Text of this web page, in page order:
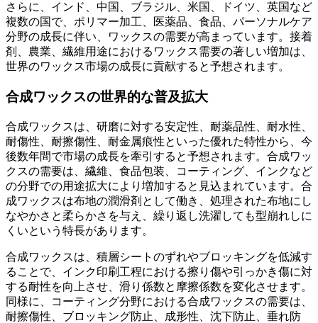
さらに、インド、中国、ブラジル、米国、ドイツ、英国など
複数の国で、ポリマー加工、医薬品、食品、パーソナルケア
分野の成長に伴い、ワックスの需要が高まっています。接着
剤、農業、繊維用途におけるワックス需要の著しい増加は、
世界のワックス市場の成長に貢献すると予想されます。
合成ワックスの世界的な普及拡大
合成ワックスは、研磨に対する安定性、耐薬品性、耐水性、
耐傷性、耐擦傷性、耐金属痕性といった優れた特性から、今
後数年間で市場の成長を牽引すると予想されます。合成ワッ
クスの需要は、繊維、食品包装、コーティング、インクなど
の分野での用途拡大により増加すると見込まれています。合
成ワックスは布地の潤滑剤として働き、処理された布地にし
なやかさと柔らかさを与え、繰り返し洗濯しても型崩れしに
くいという特長があります。
合成ワックスは、積層シートのずれやブロッキングを低減す
ることで、インク印刷工程における擦り傷や引っかき傷に対
する耐性を向上させ、滑り係数と摩擦係数を変化させます。
同様に、コーティング分野における合成ワックスの需要は、
耐擦傷性、ブロッキング防止、成形性、沈下防止、垂れ防